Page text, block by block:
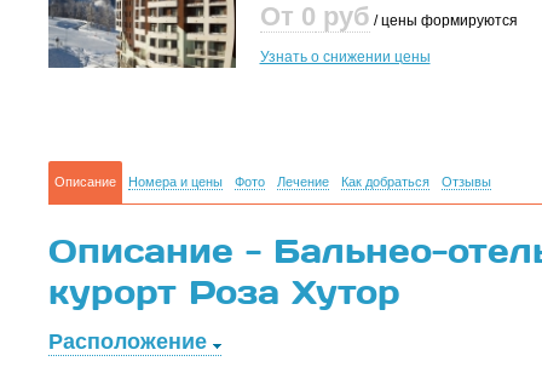
От 0 руб / цены формируются
Узнать о снижении цены
Описание Номера и цены Фото Лечение Как добраться Отзывы
Описание - Бальнео-
курорт Роза Хутор
Расположение